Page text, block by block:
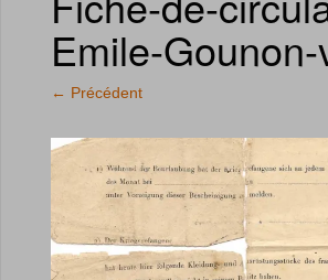
Emile-
← Précédent